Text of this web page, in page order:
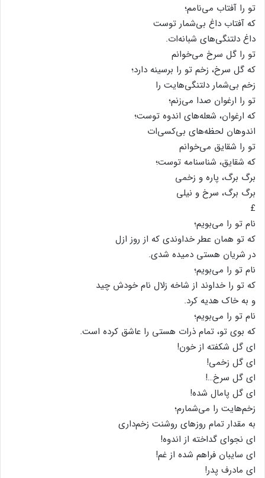
تو را آفتاب می‌نامم؛
که آفتاب داغ بی‌شمار توست
داغ دلتنگی‌های شبانه‌ات.
تو را گل سرخ می‌خوانم
که گل سرخ، زخم تو را برسینه دارد؛
زخم بی‌شمار دلتنگی‌هایت را
تو را ارغوان صدا می‌زنم؛
که ارغوان، شعله‌های اندوه توست؛
اندوهان لحظه‌های بی‌کسی‌ات
تو را شقایق می‌خوانم
که شقایق، شناسنامه توست؛
برگ برگ، پاره و زخمی
برگ برگ، سرخ و نیلی
£
نام تو را می‌بویم؛
که تو همان عطر خداوندی که از روز ازل
در شریان هستی دمیده شدی.
نام تو را می‌بویم؛
که تو را خداوند از شاخه زلال نام خودش چید
و به خاک هدیه کرد.
نام تو را می‌بویم؛
که بوی تو، تمام ذرات هستی را عاشق کرده است.
ای گل شکفته از خون!
ای گل زخمی!
ای گل سرخ…!
ای گل پامال شده!
زخم‌هایت را می‌شمارم؛
به مقدار تمام روزهای روشنت زخم‌داری
ای نجوای گداخته از اندوه!
ای سایبان فراهم شده از غم!
ای مادرف پدر!